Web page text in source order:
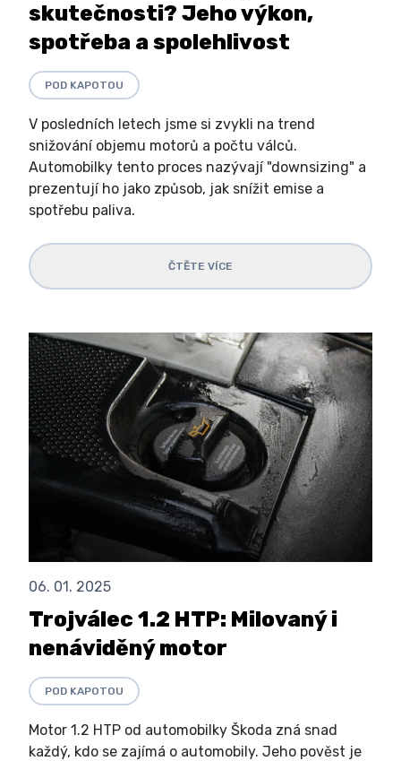
skutečnosti? Jeho výkon,
spotřeba a spolehlivost
POD KAPOTOU
V posledních letech jsme si zvykli na trend
snižování objemu motorů a počtu válců.
Automobilky tento proces nazývají "downsizing" a
prezentují ho jako způsob, jak snížit emise a
spotřebu paliva.
ČTĚTE VÍCE
06. 01. 2025
Trojválec 1.2 HTP: Milovaný i
nenáviděný motor
POD KAPOTOU
Motor 1.2 HTP od automobilky Škoda zná snad
každý, kdo se zajímá o automobily. Jeho pověst je